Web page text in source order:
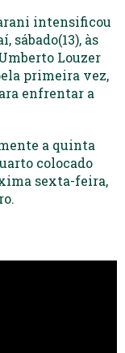
intensificou
sábado(13), às
Louzer
primeira vez,
enfrentar a
a quinta
colocado
sexta-feira,